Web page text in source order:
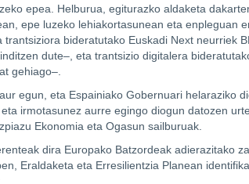
epea. Helburua, egiturazko aldaketa
epe luzeko lehiakortasunean eta enpleguan
bideratutako Euskadi Next neurriek
dute–, eta trantsizio digitalera
gehiago–.
egun, eta Espainiako Gobernuari helaraziko
irmotasunez aurre egingo diogun datozen
Ekonomia eta Ogasun sailburuak.
dira Europako Batzordeak adierazitako
Eraldaketa eta Erresilientzia Planean